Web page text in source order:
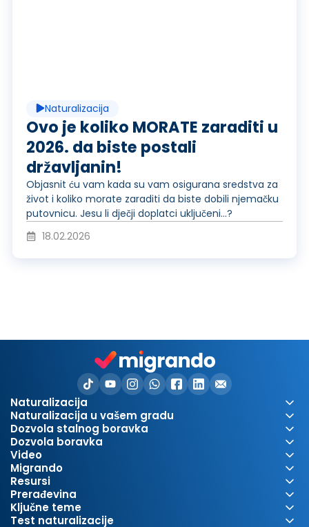
e
o
z
p
i
r
a
j
i
d
r
o
d
c
Naturalizacija
Ovo je koliko MORATE zaraditi u
2026. da biste postali
državljanin!
Objasnit ću vam kada su vam osigurana sredstva za
život i koliko morate zaraditi da biste dobili njemačku
putovnicu. Jesu li dječji doplatci uključeni...?
18.02.2026
Naturalizacija
Naturalizacija u vašem gradu
Dozvola stalnog boravka
Dozvola boravka
Video
Migrando
Resursi
Prerađevina
Ključne teme
Test naturalizacije